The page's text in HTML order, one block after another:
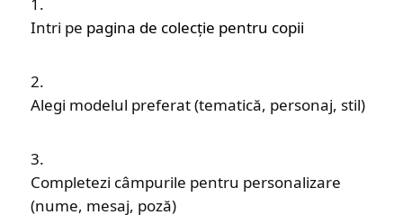
Intri pe pagina de colecție pentru copii
Alegi modelul preferat (tematică, personaj, stil)
Completezi câmpurile pentru personalizare
(nume, mesaj, poză)